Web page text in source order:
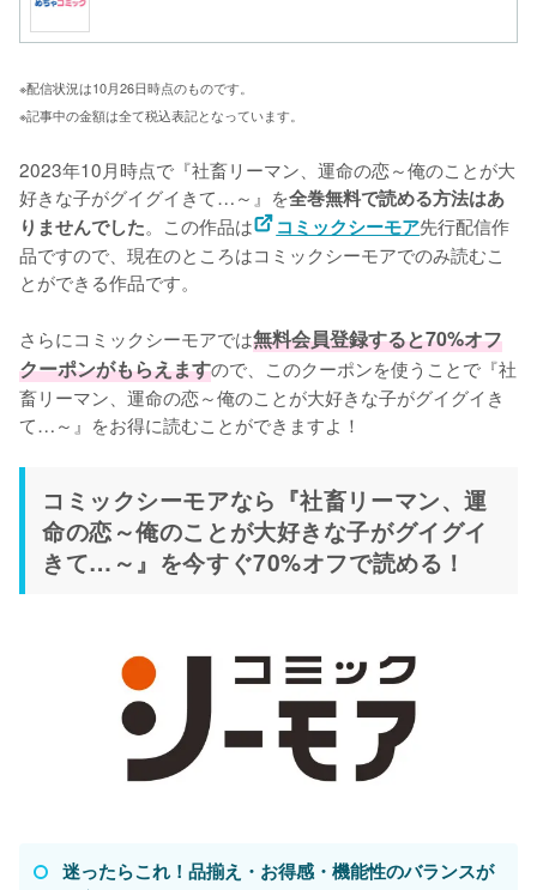
※配信状況は10月26日時点のものです。
※記事中の金額は全て税込表記となっています。
2023年10月時点で『社畜リーマン、運命の恋～俺のことが大
好きな子がグイグイきて…～』を全巻無料で読める方法はあ
りませんでした。この作品は コミックシーモア先行配信作
品ですので、現在のところはコミックシーモアでのみ読むこ
とができる作品です。
さらにコミックシーモアでは無料会員登録すると70%オフ
クーポンがもらえますので、このクーポンを使うことで『社
畜リーマン、運命の恋～俺のことが大好きな子がグイグイき
て…～』をお得に読むことができますよ！
コミックシーモアなら『社畜リーマン、運
命の恋～俺のことが大好きな子がグイグイ
きて…～』を今すぐ70%オフで読める！
迷ったらこれ！品揃え・お得感・機能性のバランスが